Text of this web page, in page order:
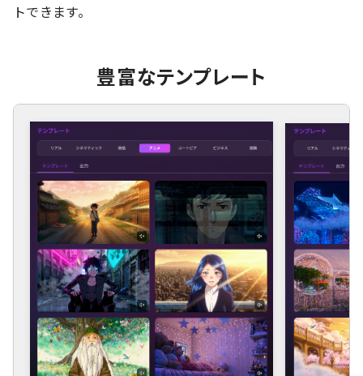
トできます。
豊富なテンプレート